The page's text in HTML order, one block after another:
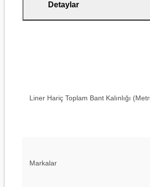
Detaylar
Liner Hariç Toplam Bant Kalınlığı
Markalar